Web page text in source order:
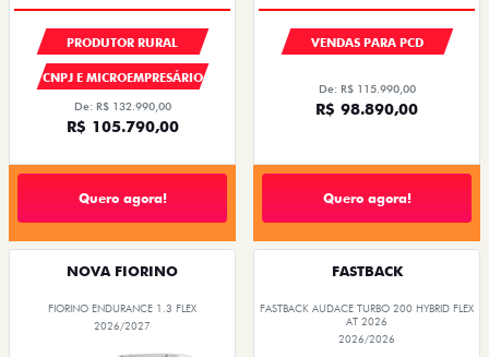
PRODUTOR RURAL
CNPJ E MICROEMPRESÁRIO
De: R$ 132.990,00
R$ 105.790,00
Quero agora!
VENDAS PARA PCD
De: R$ 115.990,00
R$ 98.890,00
Quero agora!
NOVA FIORINO
FIORINO ENDURANCE 1.3 FLEX
2026/2027
FASTBACK
FASTBACK AUDACE TURBO 200 HYBRID FLEX
AT 2026
2026/2026